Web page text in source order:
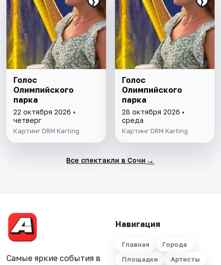
Голос
Олимпийского
парка
22 октября 2026 •
четверг
Картинг DRM Karting
Голос
Олимпийского
парка
28 октября 2026 •
среда
Картинг DRM Karting
Все спектакли в Сочи →
Самые яркие события в
Навигация
Главная
Города
Площадки
Артисты